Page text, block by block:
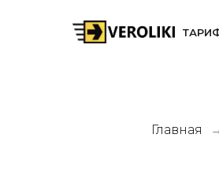
Главная